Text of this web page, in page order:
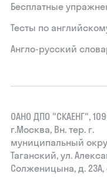
Бесплатные
Тесты по
Англо-русский
ОАНО ДПО "СКАЕНГ",
г.Москва, Вн. тер. г.
муниципальный
Таганский, ул.
Солженицына, д. 23А,